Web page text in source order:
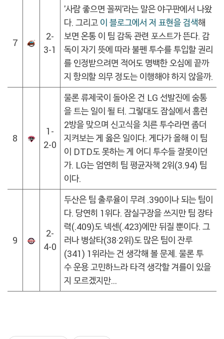
7
2-
3-1
'사람 좋으면 꼴찌'라는 말은 야구판에서 나왔
다. 그리고 이 블로그에서 저 표현을 검색해
보면 온통 이 팀 감독 관련 포스트가 뜬다. 감
독이 자기 뜻에 따라 불펜 투수를 투입할 권리
를 인정받으려면 적어도 명백한 오심에 끝까
지 항의할 의무 정도는 이행해야 하지 않을까.
8
1-
2-0
물론 류제국이 돌아온 건 LG 선발진에 숨통
을 트는 일이 될 터. 그렇대도 잠실에서 홈런
2방을 맞으며 신고식을 치른 투수라면 좀더
지켜보는 게 옳은 일이다. 게다가 올해 이 팀
이 DTD도 못하는 게 어디 투수들 잘못이던
가. LG는 엄연히 팀 평균자책 2위(3.94) 팀
이다.
9
2-
4-0
두산은 팀 출루율이 무려 .390이나 되는 팀이
다. 당연히 1위다. 잠실구장을 쓰지만 팀 장타
력(.409)도 넥센(.423)에만 뒤질 뿐이다. 그
러나 병살타(38·2위)도 많은 팀이 잔루
(341) 1위라는 건 생각해 볼 문제. 물론 투
수 운용 고민하느라 타격 생각할 겨를이 있을
지 모르겠지만…